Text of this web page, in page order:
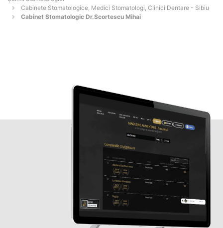
Cabinete Stomatologice, Medici Stomatologi, Clinici Dentare - Sibiu
Cabinet Stomatologic Dr.Scortescu Mihai